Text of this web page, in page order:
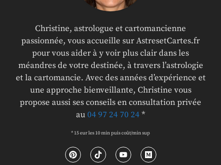
Christine, astrologue et cartomancienne
passionnée, vous accueille sur AstresetCartes.fr
pour vous aider à y voir plus clair dans les
méandres de votre destinée, à travers l’astrologie
et la cartomancie. Avec des années d’expérience et
une approche bienveillante, Christine vous
propose aussi ses conseils en consultation privée
au04 97 24 70 24*
* 15 eur les 10 min puis coût/min sup